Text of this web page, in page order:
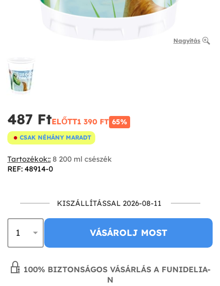
Nagyítás
487 Ft‎ELŐTT1 390 FT‎ 65%
CSAK NÉHÁNY MARADT
Tartozékok:: 8 200 ml csészék
REF: 48914-0
KISZÁLLÍTÁSSAL 2026-08-11
VÁSÁROLJ MOST
100% BIZTONSÁGOS VÁSÁRLÁS A FUNIDELIA-
N